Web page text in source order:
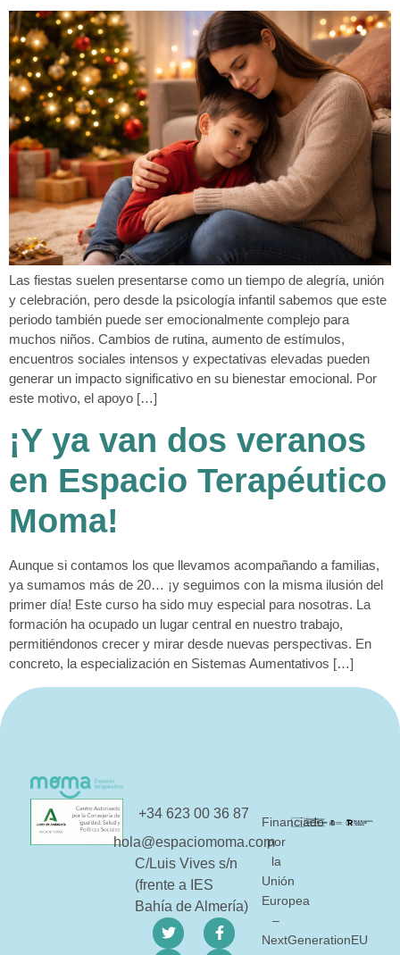
Las fiestas suelen presentarse como un tiempo de alegría, unión
y celebración, pero desde la psicología infantil sabemos que este
periodo también puede ser emocionalmente complejo para
muchos niños. Cambios de rutina, aumento de estímulos,
encuentros sociales intensos y expectativas elevadas pueden
generar un impacto significativo en su bienestar emocional. Por
este motivo, el apoyo […]
¡Y ya van dos veranos
en Espacio Terapéutico
Moma!
Aunque si contamos los que llevamos acompañando a familias,
ya sumamos más de 20… ¡y seguimos con la misma ilusión del
primer día! Este curso ha sido muy especial para nosotras. La
formación ha ocupado un lugar central en nuestro trabajo,
permitiéndonos crecer y mirar desde nuevas perspectivas. En
concreto, la especialización en Sistemas Aumentativos […]
+34 623 00 36 87
hola@espaciomoma.com
C/Luis Vives s/n
(frente a IES
Bahía de Almería)
Financiado
por
la
Unión
Europea
–
NextGenerationEU